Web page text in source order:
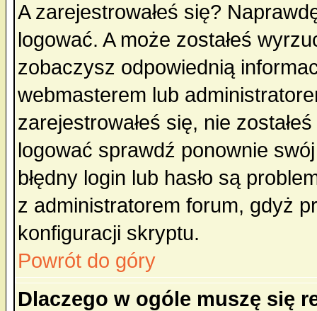
A zarejestrowałeś się?
logować. A może zostałeś
zobaczysz odpowiednią
webmasterem lub
zarejestrowałeś się, nie
logować sprawdź ponownie
błędny login lub hasło są
z administratorem forum, gdyż
konfiguracji skryptu.
Powrót do góry
Dlaczego w ogóle muszę się